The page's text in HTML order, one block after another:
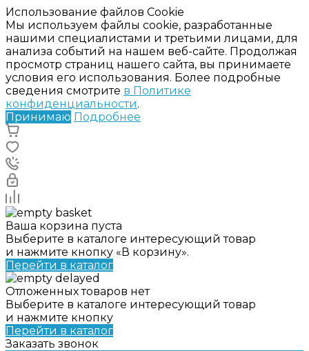
Использование файлов Cookie
Мы используем файлы cookie, разработанные
нашими специалистами и третьими лицами, для
анализа событий на нашем веб-сайте. Продолжая
просмотр страниц нашего сайта, вы принимаете
условия его использования. Более подробные
сведения смотрите в Политике
конфиденциальности.
Принимаю Подробнее
Ваша корзина пуста
Выберите в каталоге интересующий товар
и нажмите кнопку «В корзину».
Перейти в каталог
Отложенных товаров нет
Выберите в каталоге интересующий товар
и нажмите кнопку
Перейти в каталог
Заказать звонок